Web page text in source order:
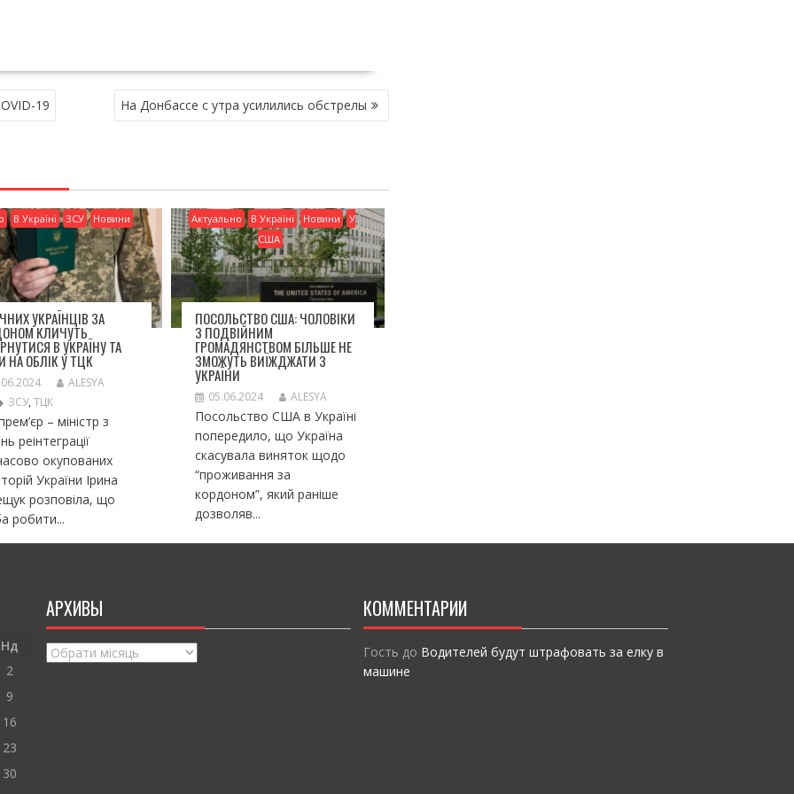
19 На Донбассе с утра усилились обстрелы
В Україні ЗСУ Новини
УКРАЇНЦІВ ЗА
КЛИЧУТЬ
В УКРАЇНУ ТА
НА ОБЛІК У ТЦК
ALESYA
ЗСУ,ТЦК
– міністр з
реінтеграції
окупованих
України Ірина
розповіла, що
робити...
Актуально В Україні Новини
У
США
ПОСОЛЬСТВО США: ЧОЛОВІКИ
З ПОДВІЙНИМ
ГРОМАДЯНСТВОМ БІЛЬШЕ НЕ
ЗМОЖУТЬ ВИЇЖДЖАТИ З
УКРАЇНИ
05.06.2024 ALESYA
Посольство США в Україні
попередило, що Україна
скасувала виняток щодо
“проживання за
кордоном”, який раніше
дозволяв...
Нд
2
9
16
23
30
АРХИВЫ
Архивы
КОММЕНТАРИИ
Гость до Водителей будут штрафовать за елку в
машине